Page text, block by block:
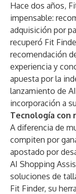
Hace dos años,
impensable:
adquisición por
recuperó Fit
recomendación
experiencia y
apuesta por la
lanzamiento de
incorporación a
Tecnología con
A diferencia de
compiten por
apostado por
AI Shopping
soluciones de
Fit Finder, su